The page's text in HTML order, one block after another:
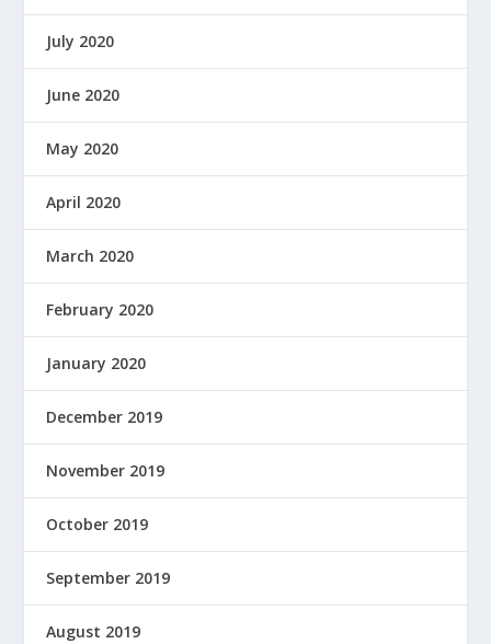
July 2020
June 2020
May 2020
April 2020
March 2020
February 2020
January 2020
December 2019
November 2019
October 2019
September 2019
August 2019